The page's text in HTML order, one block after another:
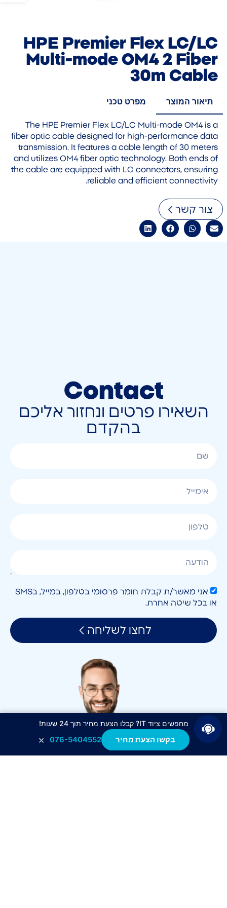
HPE Premier Flex LC/LC
Multi-mode OM4 2 Fiber
30m Cable
תיאור המוצר מפרט טכני
The HPE Premier Flex LC/LC Multi-mode OM4 is a
fiber optic cable designed for high-performance data
transmission. It features a cable length of 30 meters
and utilizes OM4 fiber optic technology. Both ends of
the cable are equipped with LC connectors, ensuring
reliable and efficient connectivity.
צור קשר
Contact
השאירו פרטים ונחזור אליכם
בהקדם
אני מאשר/ת קבלת חומר פרסומי בטלפון, במייל, בSMS
או בכל שיטה אחרת.
לחצו לשליחה
מחפשים ציוד IT? קבלו הצעת מחיר תוך 24 שעות!
בקשו הצעת מחיר 076-5404552
×